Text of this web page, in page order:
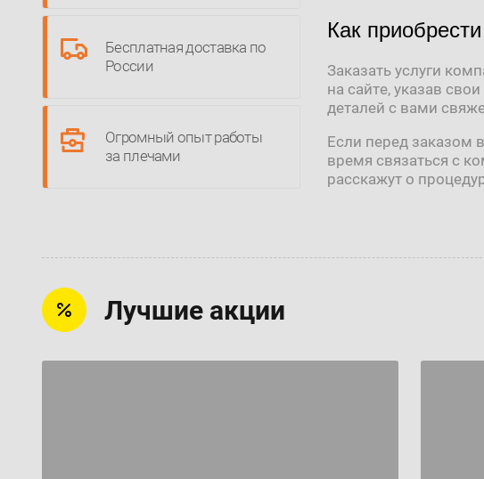
Бесплатная доставка по
России
Огромный опыт работы
за плечами
Как
Заказать услуги
на сайте, указав
деталей с вами
Если перед заказом
время связаться с
расскажут о
Лучшие акции